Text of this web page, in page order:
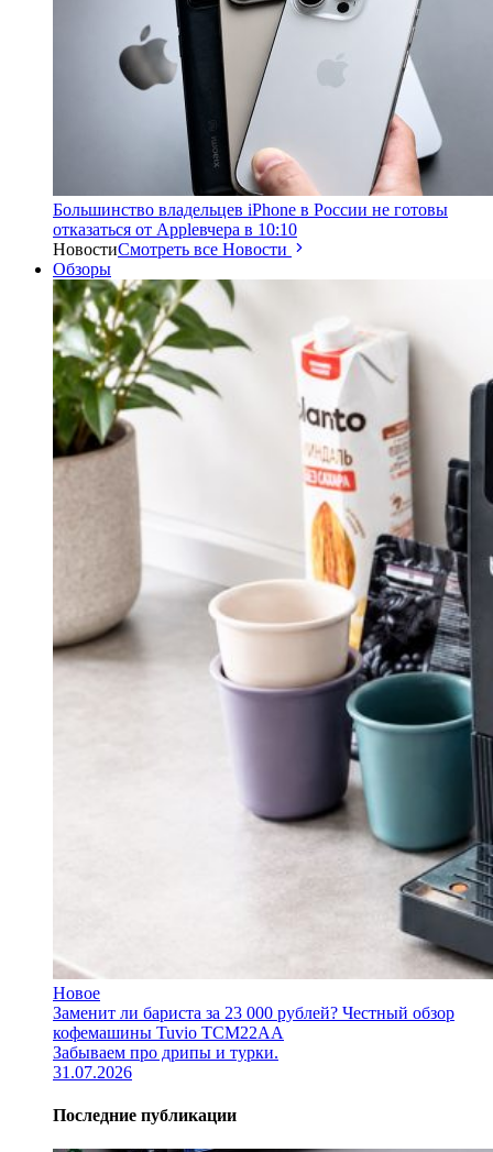
Большинство владельцев iPhone в России не готовы
отказаться от Appleвчера в 10:10
НовостиСмотреть все Новости
Обзоры
Новое
Заменит ли бариста за 23 000 рублей? Честный обзор
кофемашины Tuvio TCM22AA
Забываем про дрипы и турки.
31.07.2026
Последние публикации